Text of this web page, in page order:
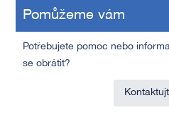
Pomůžeme vám
Potřebujete pomoc nebo
se obrátit?